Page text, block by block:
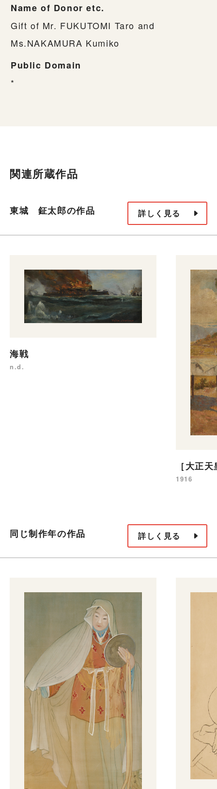
Name of Donor etc.
Gift of Mr. FUKUTOMI Taro and
Ms.NAKAMURA Kumiko
Public Domain
*
関連所蔵作品
東城 鉦太郎の作品 詳しく見る
海戦
n.d.
［大正
1916
同じ制作年の作品 詳しく見る